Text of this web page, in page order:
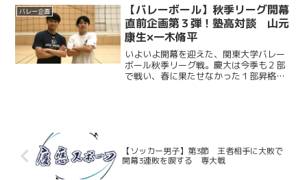
が送られているのか。我々ケイスポは、
８月2４日(日)か...
バレー企画
【バレーボール】秋季リーグ開幕
直前企画第３弾！塾高対談 山元
康生×一木脩平
いよいよ開幕を迎えた、関東大学バレー
ボール秋季リーグ戦。慶大は今季も２部
で戦い、春に果たせなかった１部昇格を
【ソッカー男子】第3節 王者相手に大敗で
開幕3連敗を喫する 専大戦